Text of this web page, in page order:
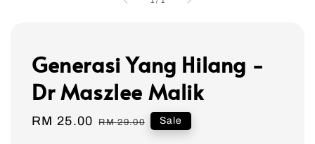
Generasi Yang Hilang -
Dr Maszlee Malik
Sale
RM 25.00 Regular
RM 29.00 Sale